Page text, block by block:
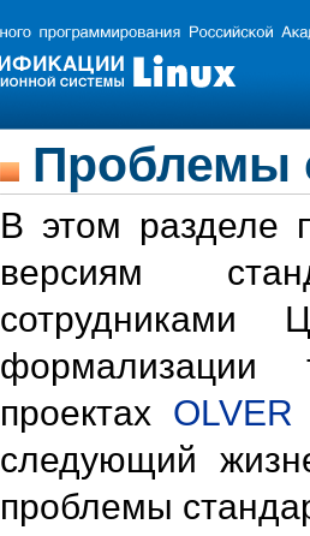
Проблемы
В этом разделе
версиям
формализации
проектах OLVER
следующий
проблемы